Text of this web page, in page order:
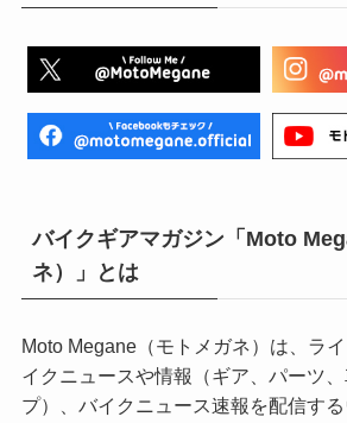
バイクギアマガジン「Moto
ネ）」とは
Moto Megane（モトメガネ）は、ラ
イクニュースや情報（ギア、パーツ
プ）、バイクニュース速報を配信す